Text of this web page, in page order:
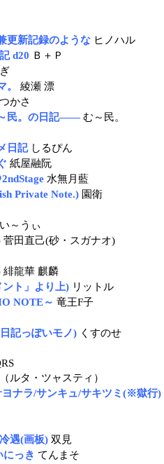
更新記録のような ヒノハル
d20 Ｂ＋Ｐ
。
綾瀬 漂
かさ
民。の日記―― む～民。
日記 しるぴん
紙屋融阮
水無月藍
Private Note.) 園衛
～うぃ
菅田直己(砂・スガナオ)
緋龍華 麒麟
ト」より上) リットル
NOTE～ 竜王F子
記っぽいモノ) くすのせ
ルタ・ツャスティ）
ナラ/サンキュ/サキツミ(※獄行)
遇(画板) 双見
っき てんまそ